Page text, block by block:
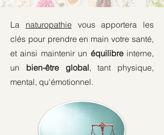
​La naturopathie
vous apportera les
clés pour prendre en main votre santé,
et ainsi maintenir un équilibre interne,
un bien-être global, tant physique,
mental, qu'émotionnel.